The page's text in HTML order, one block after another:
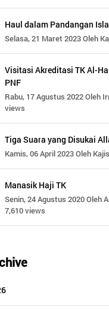
Haul dalam Pandangan
Selasa, 21 Maret 2023 Oleh
Visitasi Akreditasi TK Al-
PNF
Rabu, 17 Agustus 2022 Oleh
views
Tiga Suara yang Disukai
Kamis, 06 April 2023 Oleh
Manasik Haji TK
Senin, 24 Agustus 2020 Oleh
7,610 views